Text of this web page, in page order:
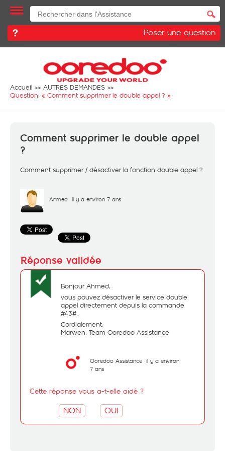
Poser une question
Accueil
AUTRES DEMANDES
Question: « Comment supprimer le double appel ? »
Comment supprimer le double appel
?
Comment supprimer / désactiver la fonction double appel ?
Ahmed il y a environ 7 ans
Bonjour Ahmed,
vous pouvez désactiver le service double
appel directement depuis la commande
#43#.
Cordialement,
Marwen, Team Ooredoo Assistance
Ooredoo Assistance il y a environ
7 ans
Cette réponse vous a-t-elle aidé ?
NON OUI